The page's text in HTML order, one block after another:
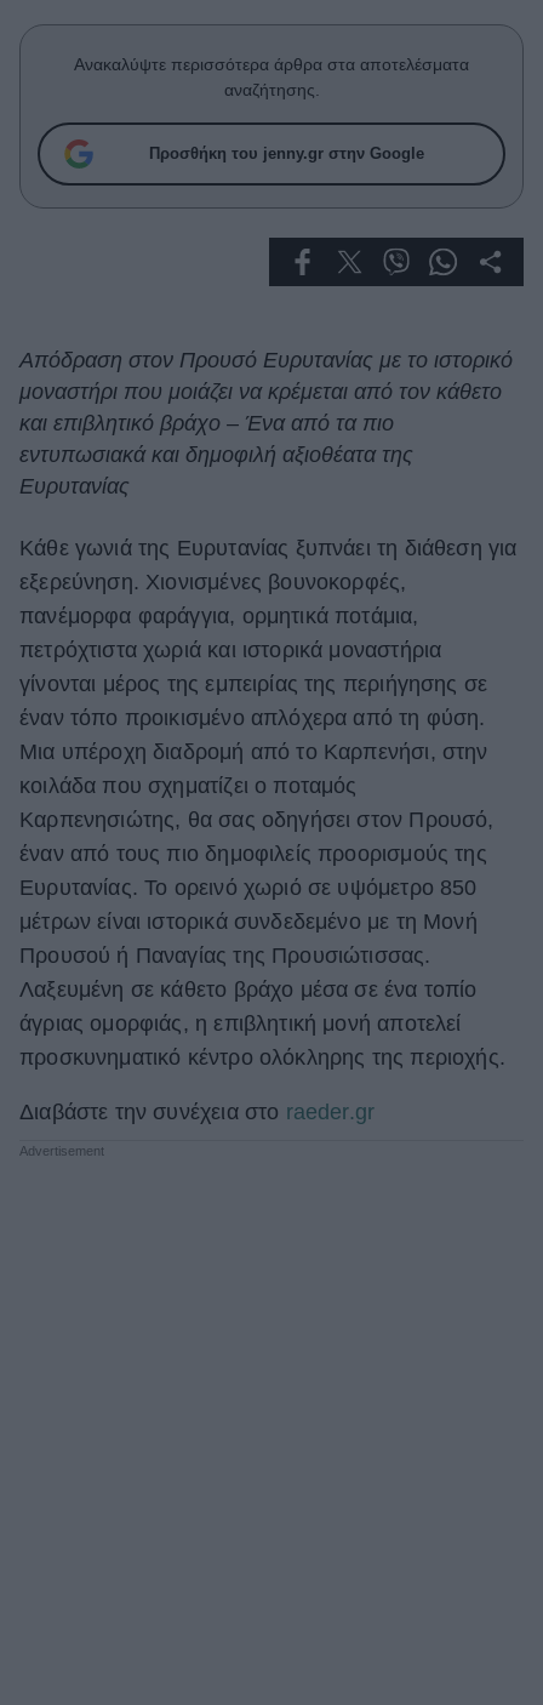
Πρόσωπα
Συνεντεύξεις
Who
True Stories
Ask the Guru
Living
Deco
Cooking
Αφιερώματα
ΒΟΞ
Χωρίς Ταμπέλες
Women's Forum
Hautes Grecians
Γάμος
Market News
Ανακαλύψτε περισσότερα άρθρα στα αποτελέσματα
αναζήτησης.
Προσθήκη του jenny.gr στην Google
Απόδραση στον Προυσό Ευρυτανίας με το ιστορικό
μοναστήρι που μοιάζει να κρέμεται από τον κάθετο
και επιβλητικό βράχο – Ένα από τα πιο
εντυπωσιακά και δημοφιλή αξιοθέατα της
Ευρυτανίας
Κάθε γωνιά της Ευρυτανίας ξυπνάει τη διάθεση για
εξερεύνηση. Χιονισμένες βουνοκορφές,
πανέμορφα φαράγγια, ορμητικά ποτάμια,
πετρόχτιστα χωριά και ιστορικά μοναστήρια
γίνονται μέρος της εμπειρίας της περιήγησης σε
έναν τόπο προικισμένο απλόχερα από τη φύση.
Μια υπέροχη διαδρομή από το Καρπενήσι, στην
κοιλάδα που σχηματίζει ο ποταμός
Καρπενησιώτης, θα σας οδηγήσει στον Προυσό,
έναν από τους πιο δημοφιλείς προορισμούς της
Ευρυτανίας. Το ορεινό χωριό σε υψόμετρο 850
μέτρων είναι ιστορικά συνδεδεμένο με τη Μονή
Προυσού ή Παναγίας της Προυσιώτισσας.
Λαξευμένη σε κάθετο βράχο μέσα σε ένα τοπίο
άγριας ομορφιάς, η επιβλητική μονή αποτελεί
προσκυνηματικό κέντρο ολόκληρης της περιοχής.
Διαβάστε την συνέχεια στο raeder.gr